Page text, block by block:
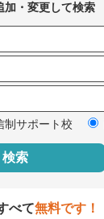
加・変更して検索
制サポート校
検索
べて無料です！